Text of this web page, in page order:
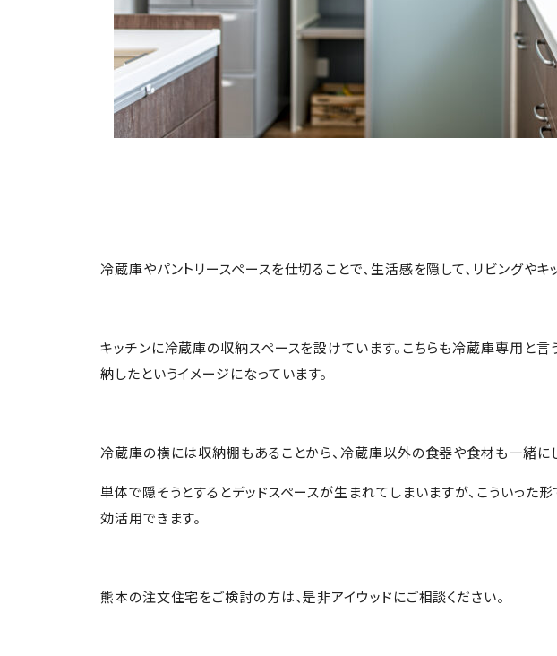
冷蔵庫やパントリースペースを仕切ることで、生活感を隠して、リビングやキ
キッチンに冷蔵庫の収納スペースを設けています。こちらも冷蔵庫専用と言
納したというイメージになっています。
冷蔵庫の横には収納棚もあることから、冷蔵庫以外の食器や食材も一緒にし
単体で隠そうとするとデッドスペースが生まれてしまいますが、こういった
効活用できます。
熊本の注文住宅をご検討の方は、是非アイウッドにご相談ください。